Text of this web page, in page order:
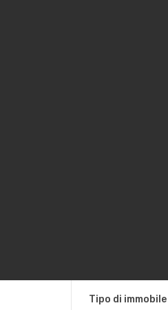
Tipo di immobile